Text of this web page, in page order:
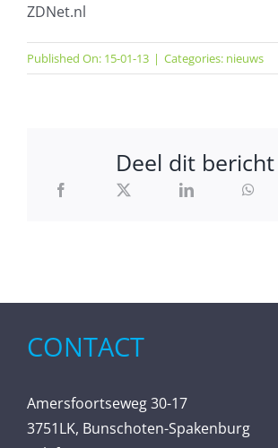
ZDNet.nl
Published On: 15-01-13 | Categories: nieuws
Deel dit bericht
CONTACT
Amersfoortseweg 30-17
3751LK, Bunschoten-Spakenburg